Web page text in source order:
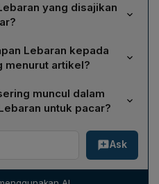
yang disajikan
puluh (30) contoh ucapan
kepada pacar
dan perhatian.
Lebaran kepada
menurut artikel?
kepada pacar menunjukkan
menegaskan bahwa
dihargai dalam kehidupan
menjadi momen memaafkan
muncul dalam
untuk pacar?
meliputi permohonan maaf
kesehatan,
cinta dan hubungan
Ask